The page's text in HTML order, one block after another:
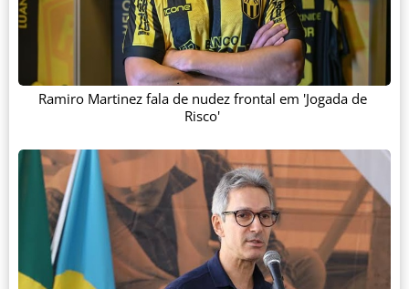
Ramiro Martinez fala de nudez frontal em 'Jogada de
Risco'